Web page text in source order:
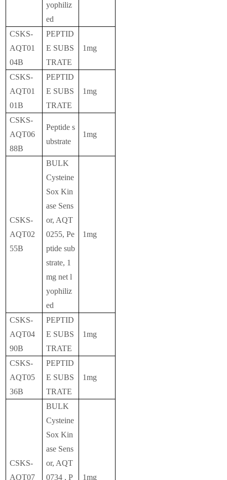
yophiliz
ed
CSKS-
AQT01
04B
PEPTID
E SUBS
TRATE
1mg
CSKS-
AQT01
01B
PEPTID
E SUBS
TRATE
1mg
CSKS-
AQT06
88B
Peptide s
ubstrate
1mg
CSKS-
AQT02
55B
BULK
Cysteine
Sox Kin
ase Sens
or, AQT
0255, Pe
ptide sub
strate, 1
mg net l
yophiliz
ed
1mg
CSKS-
AQT04
90B
PEPTID
E SUBS
TRATE
1mg
CSKS-
AQT05
36B
PEPTID
E SUBS
TRATE
1mg
CSKS-
AQT07
BULK
Cysteine
Sox Kin
ase Sens
or, AQT
0734 , P
1mg